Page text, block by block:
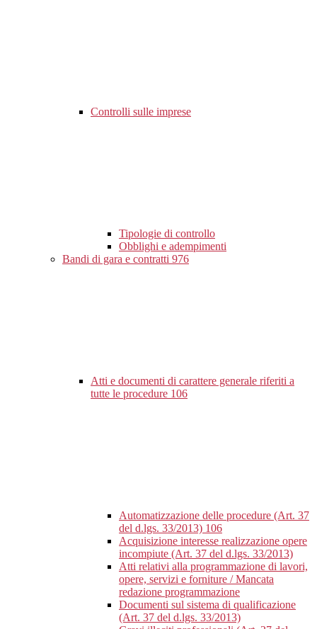
Controlli sulle imprese
Tipologie di controllo
Obblighi e adempimenti
Bandi di gara e contratti 976
Atti e documenti di carattere generale riferiti a
tutte le procedure 106
Automatizzazione delle procedure (Art. 37
del d.lgs. 33/2013) 106
Acquisizione interesse realizzazione opere
incompiute (Art. 37 del d.lgs. 33/2013)
Atti relativi alla programmazione di lavori,
opere, servizi e forniture / Mancata
redazione programmazione
Documenti sul sistema di qualificazione
(Art. 37 del d.lgs. 33/2013)